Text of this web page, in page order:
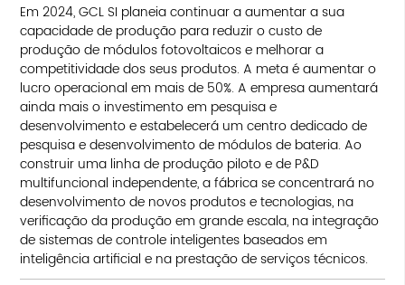
Em 2024, GCL SI planeia continuar a aumentar a sua
capacidade de produção para reduzir o custo de
produção de módulos fotovoltaicos e melhorar a
competitividade dos seus produtos. A meta é aumentar o
lucro operacional em mais de 50%. A empresa aumentará
ainda mais o investimento em pesquisa e
desenvolvimento e estabelecerá um centro dedicado de
pesquisa e desenvolvimento de módulos de bateria. Ao
construir uma linha de produção piloto e de P&D
multifuncional independente, a fábrica se concentrará no
desenvolvimento de novos produtos e tecnologias, na
verificação da produção em grande escala, na integração
de sistemas de controle inteligentes baseados em
inteligência artificial e na prestação de serviços técnicos.